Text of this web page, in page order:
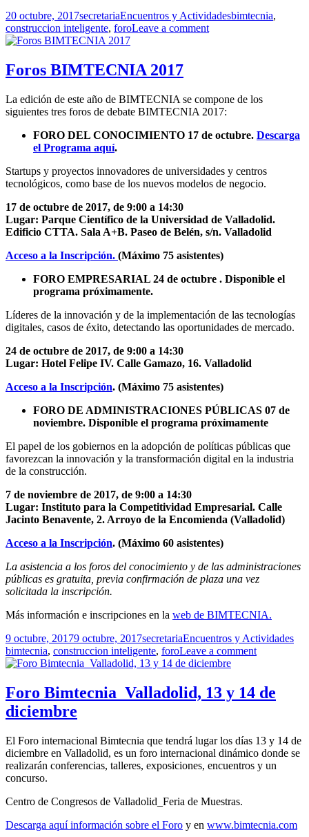
Publicado
el
20 octubre, 2017Autor
secretariaCategorías
Encuentros y ActividadesEtiquetas
bimtecnia,
construccion inteligente, foroLeave a comment
Foros BIMTECNIA 2017
La edición de este año de BIMTECNIA se compone de los
siguientes tres foros de debate BIMTECNIA 2017:
FORO DEL CONOCIMIENTO 17 de octubre. Descarga
el Programa aquí.
Startups y proyectos innovadores de universidades y centros
tecnológicos, como base de los nuevos modelos de negocio.
17 de octubre de 2017, de 9:00 a 14:30
Lugar: Parque Científico de la Universidad de Valladolid.
Edificio CTTA. Sala A+B. Paseo de Belén, s/n. Valladolid
Acceso a la Inscripción. (Máximo 75 asistentes)
FORO EMPRESARIAL 24 de octubre . Disponible el
programa próximamente.
Líderes de la innovación y de la implementación de las tecnologías
digitales, casos de éxito, detectando las oportunidades de mercado.
24 de octubre de 2017, de 9:00 a 14:30
Lugar: Hotel Felipe IV. Calle Gamazo, 16. Valladolid
Acceso a la Inscripción. (Máximo 75 asistentes)
FORO DE ADMINISTRACIONES PÚBLICAS 07 de
noviembre. Disponible el programa próximamente
El papel de los gobiernos en la adopción de políticas públicas que
favorezcan la innovación y la transformación digital en la industria
de la construcción.
7 de noviembre de 2017, de 9:00 a 14:30
Lugar: Instituto para la Competitividad Empresarial. Calle
Jacinto Benavente, 2. Arroyo de la Encomienda (Valladolid)
Acceso a la Inscripción. (Máximo 60 asistentes)
La asistencia a los foros del conocimiento y de las administraciones
públicas es gratuita, previa confirmación de plaza una vez
solicitada la inscripción.
Más información e inscripciones en la web de BIMTECNIA.
Publicado
el
9 octubre, 20179 octubre, 2017Autor
secretariaCategorías
Encuentros y Actividades
bimtecnia, construccion inteligente, foroLeave a comment
Foro Bimtecnia_Valladolid, 13 y 14 de
diciembre
El Foro internacional Bimtecnia que tendrá lugar los días 13 y 14 de
diciembre en Valladolid, es un foro internacional dinámico donde se
realizarán conferencias, talleres, exposiciones, encuentros y un
concurso.
Centro de Congresos de Valladolid_Feria de Muestras.
Descarga aquí información sobre el Foro y en www.bimtecnia.com